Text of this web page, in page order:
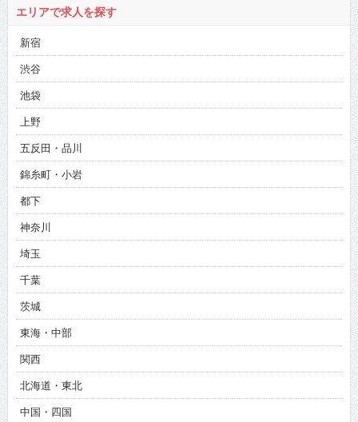
エリアで求人を探す
新宿
渋谷
池袋
上野
五反田・品川
錦糸町・小岩
都下
神奈川
埼玉
千葉
茨城
東海・中部
関西
北海道・東北
中国・四国